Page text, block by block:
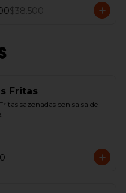
$38.500
Fritas
sazonadas con salsa de